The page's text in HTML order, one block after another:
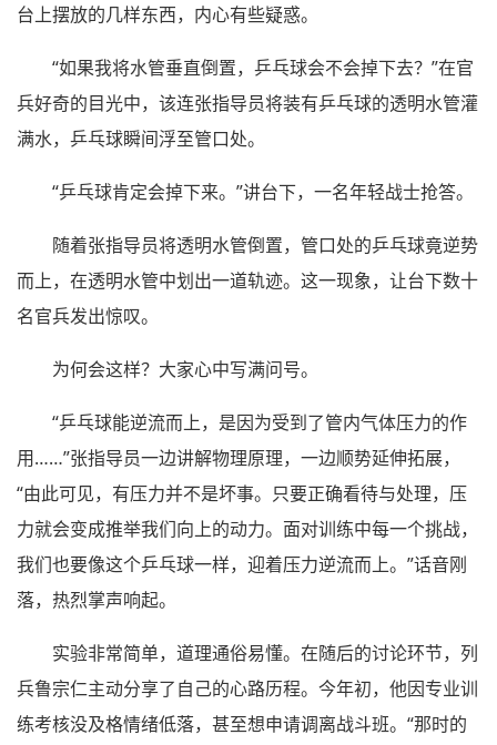
台上摆放的几样东西，内心有些疑惑。
“如果我将水管垂直倒置，乒乓球会不会掉下去？”在官
兵好奇的目光中，该连张指导员将装有乒乓球的透明水管灌
满水，乒乓球瞬间浮至管口处。
“乒乓球肯定会掉下来。”讲台下，一名年轻战士抢答。
随着张指导员将透明水管倒置，管口处的乒乓球竟逆势
而上，在透明水管中划出一道轨迹。这一现象，让台下数十
名官兵发出惊叹。
为何会这样？大家心中写满问号。
“乒乓球能逆流而上，是因为受到了管内气体压力的作
用……”张指导员一边讲解物理原理，一边顺势延伸拓展，
“由此可见，有压力并不是坏事。只要正确看待与处理，压
力就会变成推举我们向上的动力。面对训练中每一个挑战，
我们也要像这个乒乓球一样，迎着压力逆流而上。”话音刚
落，热烈掌声响起。
实验非常简单，道理通俗易懂。在随后的讨论环节，列
兵鲁宗仁主动分享了自己的心路历程。今年初，他因专业训
练考核没及格情绪低落，甚至想申请调离战斗班。“那时的